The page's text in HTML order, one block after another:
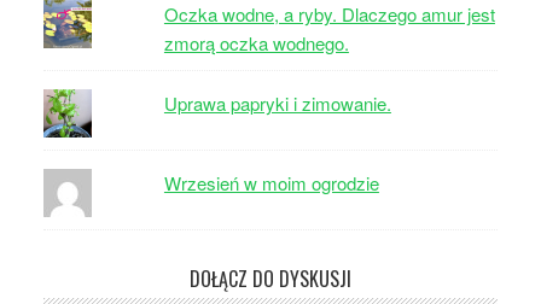
Oczka wodne, a ryby. Dlaczego amur jest
zmorą oczka wodnego.
Uprawa papryki i zimowanie.
Wrzesień w moim ogrodzie
DOŁĄCZ DO DYSKUSJI